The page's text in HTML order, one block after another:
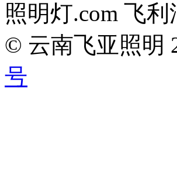
照明灯.com 飞利
© 云南飞亚照明
号